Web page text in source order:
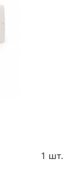
1 шт.